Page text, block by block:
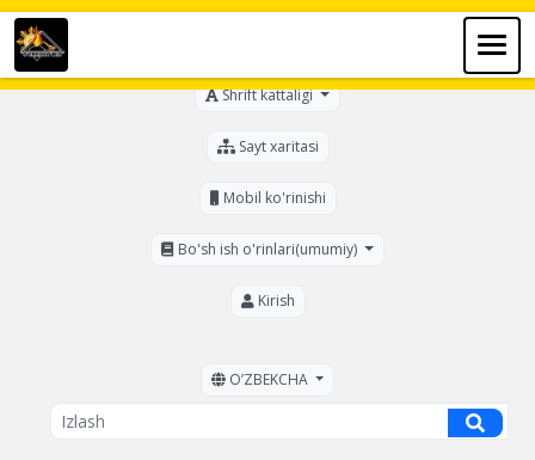
Shrift kattaligi
Sayt xaritasi
Mobil ko'rinishi
Bo'sh ish o'rinlari(umumiy)
Kirish
OʼZBEKCHA